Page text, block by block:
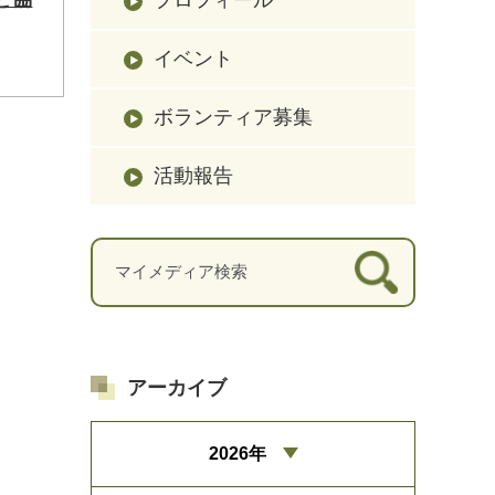
イベント
ボランティア募集
活動報告
アーカイブ
2026年